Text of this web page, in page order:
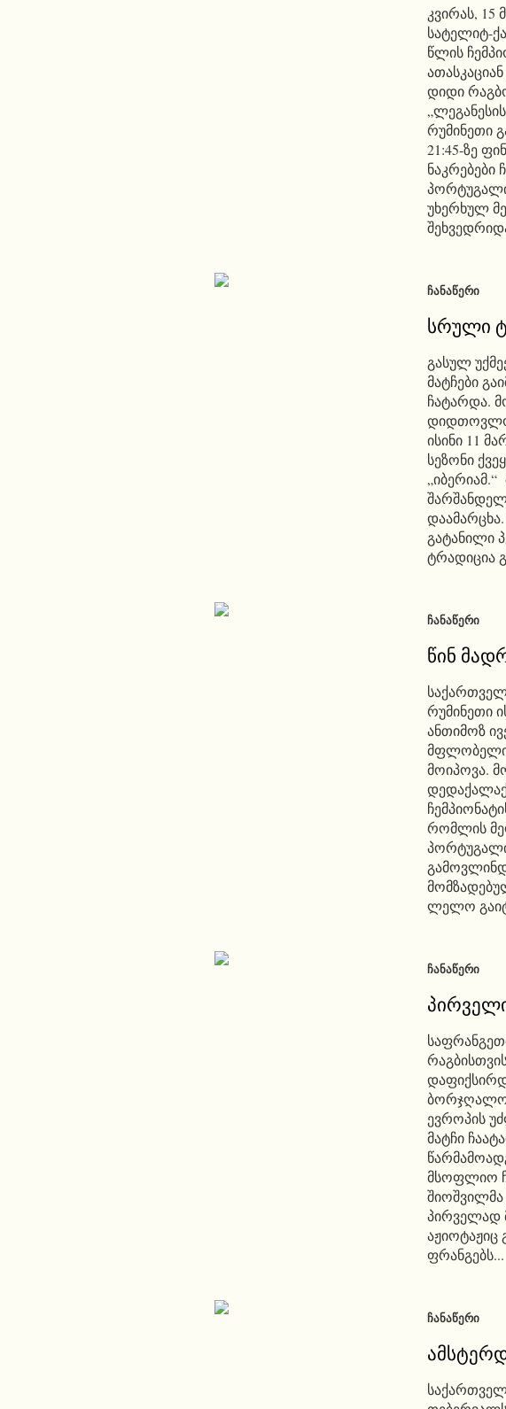
კვირას, 15
სატელიტ-
წლის
დიდი
რუმინეთი
21:45-ზე
ნაკრებები
უხერხულ
ᲩᲐᲜᲐᲬᲔᲠᲘ
სრული
გასულ
მატჩები
ჩატარდა.
ისინი 11
სეზონი
გატანილი
ტრადიცია
ᲩᲐᲜᲐᲬᲔᲠᲘ
წინ
რუმინეთი
ანთიმოზ
მფლობელი
მოიპოვა.
რომლის
ლელო
ᲩᲐᲜᲐᲬᲔᲠᲘ
ევროპის
მატჩი
მსოფლიო
პირველად
აჟიოტაჟიც
ფრანგებს...
ᲩᲐᲜᲐᲬᲔᲠᲘ